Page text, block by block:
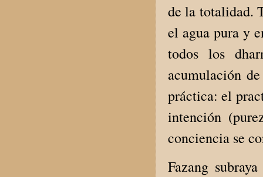
de la totalidad.
el agua pura y
todos los
acumulación
práctica: el
intención
conciencia se
Fazang